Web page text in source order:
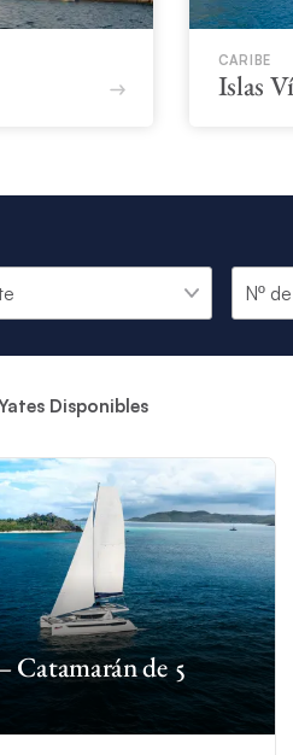
CARIBE
Islas
Disponibles
Catamarán de 5